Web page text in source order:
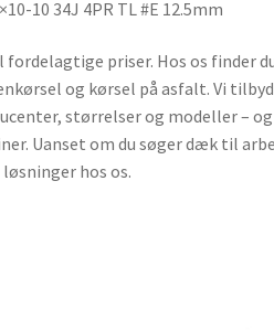
10 34J 4PR TL #E 12.5mm
priser. Hos os finder
og kørsel på asfalt. Vi
størrelser og modeller –
Uanset om du søger dæk til
hos os.